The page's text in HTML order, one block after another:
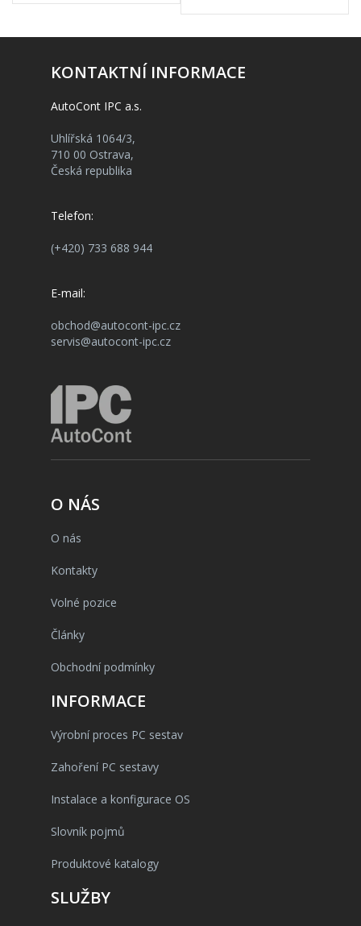
KONTAKTNÍ INFORMACE
AutoCont IPC a.s.
Uhlířská 1064/3,
710 00 Ostrava,
Česká republika
Telefon:
(+420) 733 688 944
E-mail:
obchod@autocont-ipc.cz
servis@autocont-ipc.cz
O NÁS
O nás
Kontakty
Volné pozice
Články
Obchodní podmínky
INFORMACE
Výrobní proces PC sestav
Zahoření PC sestavy
Instalace a konfigurace OS
Slovník pojmů
Produktové katalogy
SLUŽBY